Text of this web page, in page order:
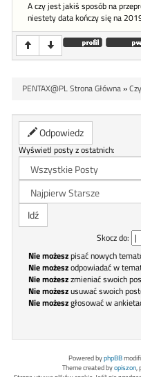
A czy jest jakiś sposób na
niestety data kończy się na
PENTAX@PL Strona Główna»
Odpowiedz
Wyświetl posty z ostatnich:
Skocz do:
Nie możeszpisać nowych
Nie możeszodpowiadać w
Nie możeszzmieniać swoich
Nie możeszusuwać swoich
Nie możeszgłosować w
Powered byphpBB
Theme created byopiszon,